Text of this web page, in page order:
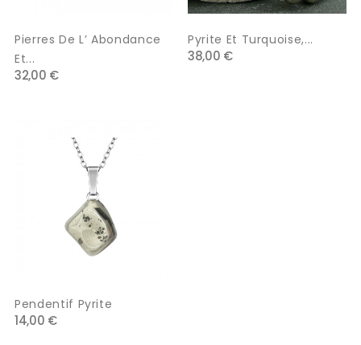
Pierres De L’ Abondance
Et...
32,00 €
Pyrite Et Turquoise,...
38,00 €
Pendentif Pyrite
14,00 €